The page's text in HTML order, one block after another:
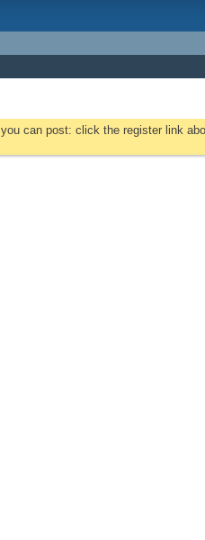
you can post: click the register link